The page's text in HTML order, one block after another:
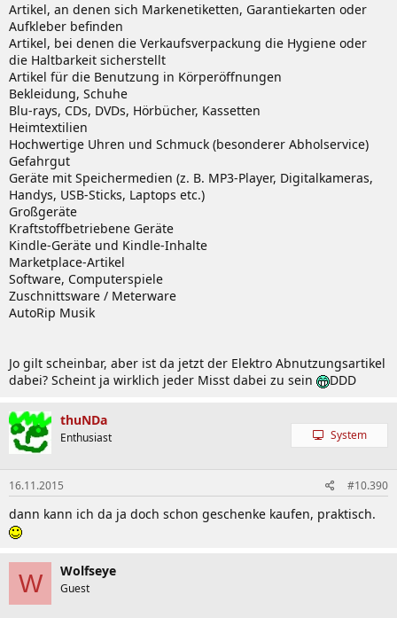
Artikel, an denen sich Markenetiketten, Garantiekarten oder
Aufkleber befinden
Artikel, bei denen die Verkaufsverpackung die Hygiene oder
die Haltbarkeit sicherstellt
Artikel für die Benutzung in Körperöffnungen
Bekleidung, Schuhe
Blu-rays, CDs, DVDs, Hörbücher, Kassetten
Heimtextilien
Hochwertige Uhren und Schmuck (besonderer Abholservice)
Gefahrgut
Geräte mit Speichermedien (z. B. MP3-Player, Digitalkameras,
Handys, USB-Sticks, Laptops etc.)
Großgeräte
Kraftstoffbetriebene Geräte
Kindle-Geräte und Kindle-Inhalte
Marketplace-Artikel
Software, Computerspiele
Zuschnittsware / Meterware
AutoRip Musik
Jo gilt scheinbar, aber ist da jetzt der Elektro Abnutzungsartikel
dabei? Scheint ja wirklich jeder Misst dabei zu sein
DDD
thuNDa
Enthusiast System
16.11.2015 #10.390
dann kann ich da ja doch schon geschenke kaufen, praktisch.
W Wolfseye
Guest